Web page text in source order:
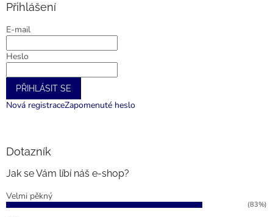
Přihlášení
E-mail
Heslo
PŘIHLÁSIT SE
Nová registraceZapomenuté heslo
Dotazník
Jak se Vám líbí náš e-shop?
Velmi pěkný
(83%)